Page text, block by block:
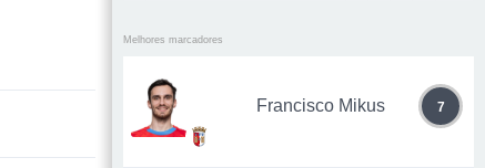
Melhores marcadores
Francisco Mikus 7